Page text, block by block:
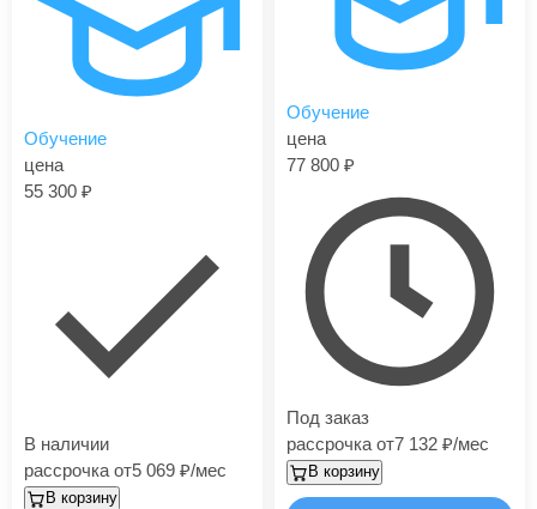
Обучение
цена
55 300
В наличии
рассрочка от5 069 /мес
В корзину
Обучение
цена
77 800
Под заказ
рассрочка от7 132 /мес
В корзину